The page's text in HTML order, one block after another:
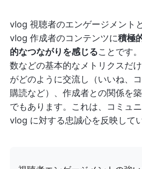
vlog 視聴者のエンゲージメント
vlog 作成者のコンテンツに積極
的なつながりを感じることです
数などの基本的なメトリクスだ
がどのように交流し（いいね、コ
購読など）、作成者との関係を
でもあります。これは、コミュ
vlog に対する忠誠心を反映して